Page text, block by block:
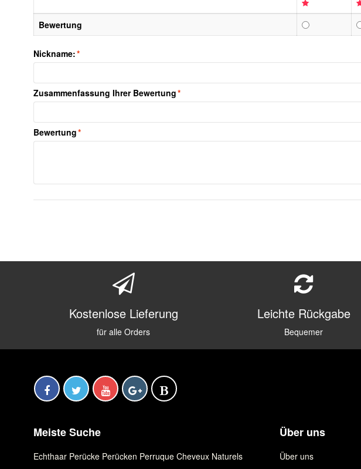
Bewertung
*
Nickname:
*
Zusammenfassung Ihrer Bewertung
*
Bewertung
Kostenlose Lieferung
für alle Orders
Leichte Rückgabe
Bequemer
Meiste Suche
Echthaar Perücke Perücken Perruque Cheveux Naturels
Über uns
Über uns